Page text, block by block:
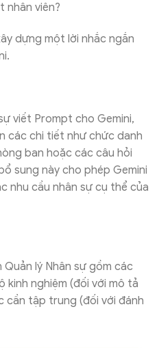
nhân viên?
dựng một lời nhắc ngắn
viết Prompt cho Gemini,
các chi tiết như chức danh
ban hoặc các câu hỏi
sung này cho phép Gemini
nhu cầu nhân sự cụ thể của
lý Nhân sự gồm các
kinh nghiệm (đối với mô tả
cần tập trung (đối với đánh